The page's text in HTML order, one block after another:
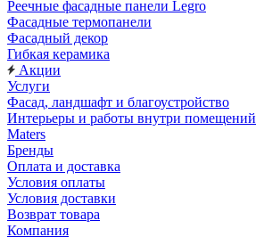
Реечные фасадные панели Legro
Фасадные термопанели
Фасадный декор
Гибкая керамика
Акции
Услуги
Фасад, ландшафт и благоустройство
Интерьеры и работы внутри помещений
Maters
Бренды
Оплата и доставка
Условия оплаты
Условия доставки
Возврат товара
Компания